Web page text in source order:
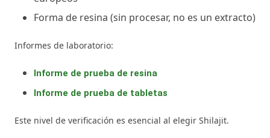
Forma de resina (sin procesar, no es un extracto)
Informes de laboratorio:
Informe de prueba de resina
Informe de prueba de tabletas
Este nivel de verificación es esencial al elegir Shilajit.